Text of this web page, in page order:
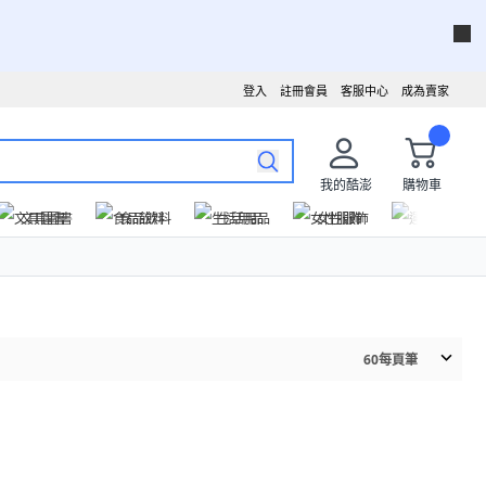
成為賣家
客服中心
註冊會員
登入
我的酷澎
購物車
文具圖書
食品飲料 生活用品 女性服飾
60每頁筆